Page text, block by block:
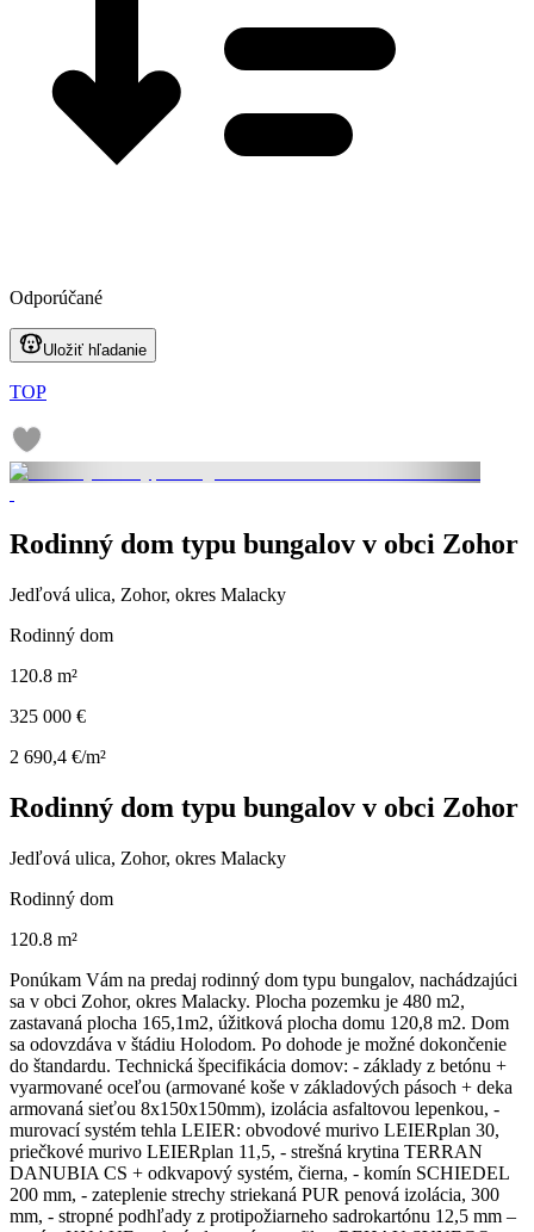
Odporúčané
Uložiť hľadanie
TOP
Rodinný dom typu bungalov v obci Zohor
Jedľová ulica, Zohor, okres Malacky
Rodinný dom
120.8 m²
325 000 €
2 690,4 €/m²
Rodinný dom typu bungalov v obci Zohor
Jedľová ulica, Zohor, okres Malacky
Rodinný dom
120.8 m²
Ponúkam Vám na predaj rodinný dom typu bungalov, nachádzajúci
sa v obci Zohor, okres Malacky. Plocha pozemku je 480 m2,
zastavaná plocha 165,1m2, úžitková plocha domu 120,8 m2. Dom
sa odovzdáva v štádiu Holodom. Po dohode je možné dokončenie
do štandardu. Technická špecifikácia domov: - základy z betónu +
vyarmované oceľou (armované koše v základových pásoch + deka
armovaná sieťou 8x150x150mm), izolácia asfaltovou lepenkou, -
murovací systém tehla LEIER: obvodové murivo LEIERplan 30,
priečkové murivo LEIERplan 11,5, - strešná krytina TERRAN
DANUBIA CS + odkvapový systém, čierna, - komín SCHIEDEL
200 mm, - zateplenie strechy striekaná PUR penová izolácia, 300
mm, - stropné podhľady z protipožiarneho sadrokartónu 12,5 mm –